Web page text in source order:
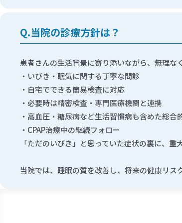
当院の診療方針は？
患者さんの生活背景に寄り添いながら、無理な
いびき・眠気に関する丁寧な問診
自宅でできる簡易検査に対応
必要時は精密検査・専門医療機関と連携
高血圧・糖尿病など生活習慣病も含めた総合
CPAP治療中の継続フォロー
「ただのいびき」と思っていた症状の裏に、重
当院では、睡眠の質を改善し、将来の健康リス